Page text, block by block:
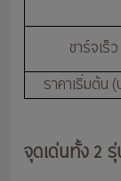
ชาร์จเร็ว
ราคาเริ่มต้น
จุดเด่นทั้ง 2